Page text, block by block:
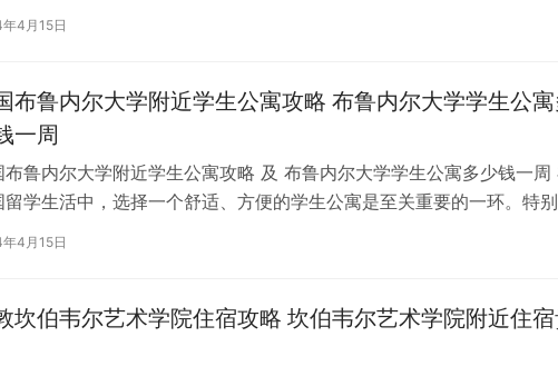
探讨英国考文垂大学住宿的注意事项，以…
4月15日
布鲁内尔大学附近学生公寓攻略 布鲁内尔大学学生公寓
一周
布鲁内尔大学附近学生公寓攻略 及 布鲁内尔大学学生公寓多少钱一周
留学生活中，选择一个舒适、方便的学生公寓是至关重要的一环。特别
4月15日
坎伯韦尔艺术学院住宿攻略 坎伯韦尔艺术学院附近住